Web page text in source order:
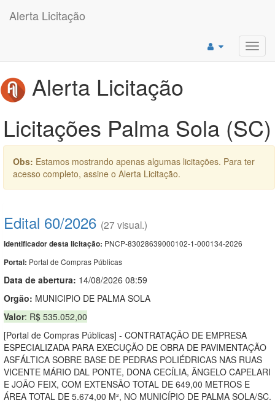
Alerta Licitação
Alerta Licitação
Licitações Palma Sola (SC)
Obs: Estamos mostrando apenas algumas licitações. Para ter
acesso completo, assine o Alerta Licitação.
Edital 60/2026 (27 visual.)
Identificador desta licitação: PNCP-83028639000102-1-000134-2026
Portal: Portal de Compras Públicas
Data de abertura: 14/08/2026 08:59
Orgão: MUNICIPIO DE PALMA SOLA
Valor: R$ 535.052,00
[Portal de Compras Públicas] - CONTRATAÇÃO DE EMPRESA
ESPECIALIZADA PARA EXECUÇÃO DE OBRA DE PAVIMENTAÇÃO
ASFÁLTICA SOBRE BASE DE PEDRAS POLIÉDRICAS NAS RUAS
VICENTE MÁRIO DAL PONTE, DONA CECÍLIA, ÂNGELO CAPELARI
E JOÃO FEIX, COM EXTENSÃO TOTAL DE 649,00 METROS E
ÁREA TOTAL DE 5.674,00 M², NO MUNICÍPIO DE PALMA SOLA/SC.